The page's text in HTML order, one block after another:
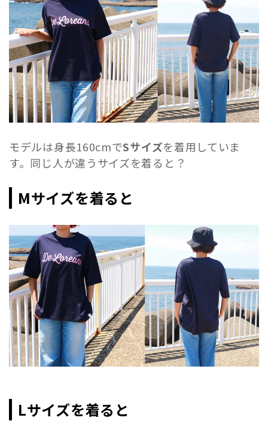
モデルは身長160cmでSサイズを着用していま
す。同じ人が違うサイズを着ると？
Mサイズを着ると
Lサイズを着ると